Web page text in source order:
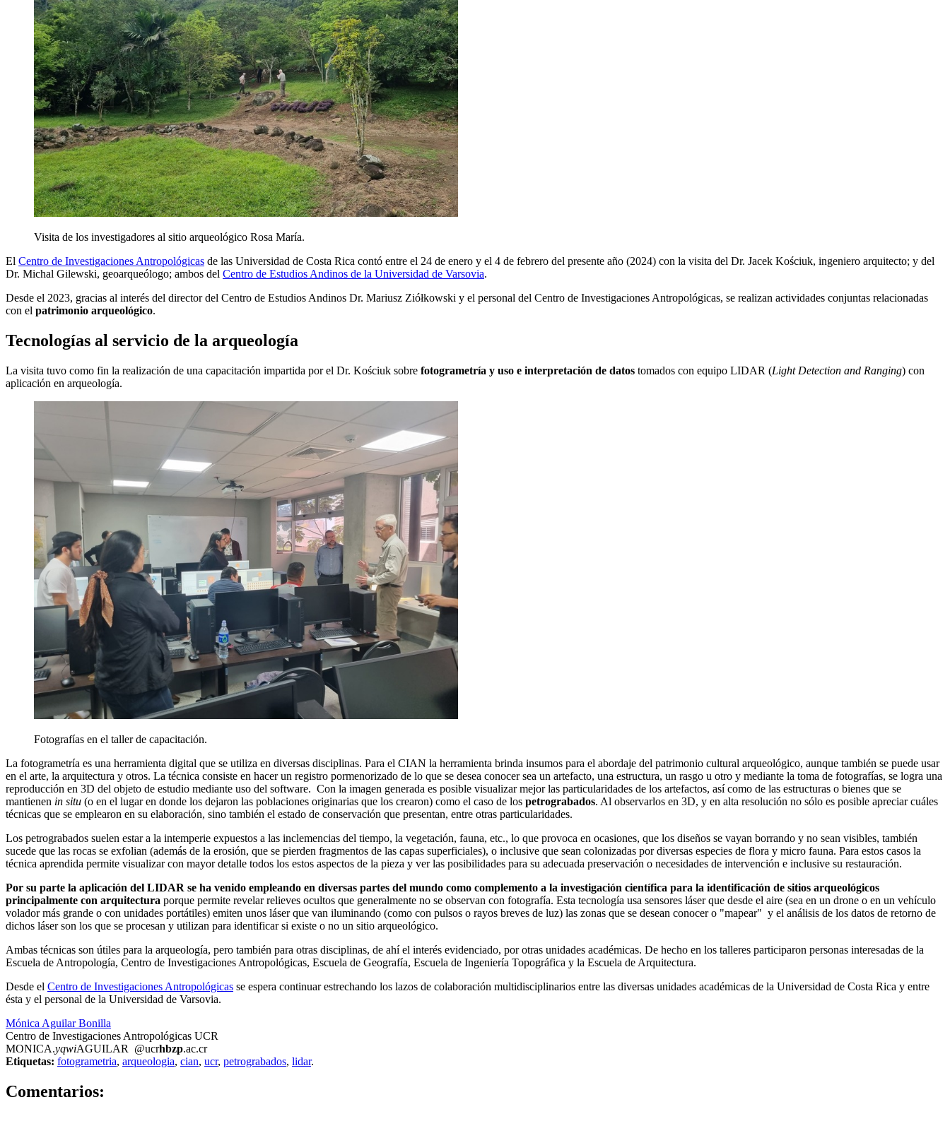
Visita de los investigadores al sitio arqueológico Rosa María.
El Centro de Investigaciones Antropológicas de las Universidad de Costa Rica contó entre el 24 de enero y el 4 de febrero del presente año (2024) con la visita del Dr. Jacek Kościuk, ingeniero arquitecto; y del
Dr. Michal Gilewski, geoarqueólogo; ambos del Centro de Estudios Andinos de la Universidad de Varsovia.
Desde el 2023, gracias al interés del director del Centro de Estudios Andinos Dr. Mariusz Ziółkowski y el personal del Centro de Investigaciones Antropológicas, se realizan actividades conjuntas relacionadas
con el patrimonio arqueológico.
Tecnologías al servicio de la arqueología
La visita tuvo como fin la realización de una capacitación impartida por el Dr. Kościuk sobre fotogrametría y uso e interpretación de datos tomados con equipo LIDAR (Light Detection and Ranging) con
aplicación en arqueología.
Fotografías en el taller de capacitación.
La fotogrametría es una herramienta digital que se utiliza en diversas disciplinas. Para el CIAN la herramienta brinda insumos para el abordaje del patrimonio cultural arqueológico, aunque también se puede usar
en el arte, la arquitectura y otros. La técnica consiste en hacer un registro pormenorizado de lo que se desea conocer sea un artefacto, una estructura, un rasgo u otro y mediante la toma de fotografías, se logra una
reproducción en 3D del objeto de estudio mediante uso del software. Con la imagen generada es posible visualizar mejor las particularidades de los artefactos, así como de las estructuras o bienes que se
mantienen in situ (o en el lugar en donde los dejaron las poblaciones originarias que los crearon) como el caso de los petrograbados. Al observarlos en 3D, y en alta resolución no sólo es posible apreciar cuáles
técnicas que se emplearon en su elaboración, sino también el estado de conservación que presentan, entre otras particularidades.
Los petrograbados suelen estar a la intemperie expuestos a las inclemencias del tiempo, la vegetación, fauna, etc., lo que provoca en ocasiones, que los diseños se vayan borrando y no sean visibles, también
sucede que las rocas se exfolian (además de la erosión, que se pierden fragmentos de las capas superficiales), o inclusive que sean colonizadas por diversas especies de flora y micro fauna. Para estos casos la
técnica aprendida permite visualizar con mayor detalle todos los estos aspectos de la pieza y ver las posibilidades para su adecuada preservación o necesidades de intervención e inclusive su restauración.
Por su parte la aplicación del LIDAR se ha venido empleando en diversas partes del mundo como complemento a la investigación científica para la identificación de sitios arqueológicos
principalmente con arquitectura porque permite revelar relieves ocultos que generalmente no se observan con fotografía. Esta tecnología usa sensores láser que desde el aire (sea en un drone o en un vehículo
volador más grande o con unidades portátiles) emiten unos láser que van iluminando (como con pulsos o rayos breves de luz) las zonas que se desean conocer o "mapear" y el análisis de los datos de retorno de
dichos láser son los que se procesan y utilizan para identificar si existe o no un sitio arqueológico.
Ambas técnicas son útiles para la arqueología, pero también para otras disciplinas, de ahí el interés evidenciado, por otras unidades académicas. De hecho en los talleres participaron personas interesadas de la
Escuela de Antropología, Centro de Investigaciones Antropológicas, Escuela de Geografía, Escuela de Ingeniería Topográfica y la Escuela de Arquitectura.
Desde el Centro de Investigaciones Antropológicas se espera continuar estrechando los lazos de colaboración multidisciplinarios entre las diversas unidades académicas de la Universidad de Costa Rica y entre
ésta y el personal de la Universidad de Varsovia.
Mónica Aguilar Bonilla
Centro de Investigaciones Antropológicas UCR
MONICA.yqwiAGUILAR @ucrhbzp.ac.cr
Etiquetas: fotogrametria, arqueologia, cian, ucr, petrograbados, lidar.
Comentarios: